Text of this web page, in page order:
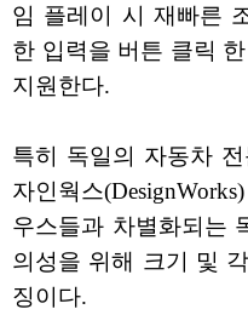
임 플레이 시 재빠른
한 입력을 버튼 클릭
지원한다.
특히 독일의 자동차
자인웍스
우스들과 차별화되는
의성을 위해 크기 및
징이다.